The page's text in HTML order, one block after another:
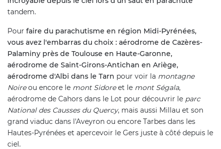
tandem.
Pour faire du parachutisme en région Midi-Pyrénées,
vous avez l'embarras du choix : aérodrome de Cazères-
Palaminy près de Toulouse en Haute-Garonne,
aérodrome de Saint-Girons-Antichan en Ariège,
aérodrome d'Albi dans le Tarn pour voir la montagne
Noireou encore le mont Sidoreet le mont Ségala,
aérodrome de Cahors dans le Lot pour découvrir le parc
National des Causses du Quercy, mais aussi Millau et son
grand viaduc dans l'Aveyron ou encore Tarbes dans les
Hautes-Pyrénées et apercevoir le Gers juste à côté depuis le
ciel.